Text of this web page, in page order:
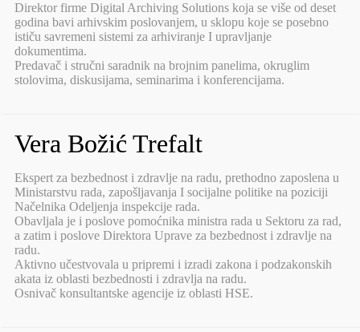
Direktor firme Digital Archiving Solutions koja se više od deset
godina bavi arhivskim poslovanjem, u sklopu koje se posebno
ističu savremeni sistemi za arhiviranje I upravljanje
dokumentima.
Predavač i stručni saradnik na brojnim panelima, okruglim
stolovima, diskusijama, seminarima i konferencijama.
Vera Božić Trefalt
Ekspert za bezbednost i zdravlje na radu, prethodno zaposlena u
Ministarstvu rada, zapošljavanja I socijalne politike na poziciji
Načelnika Odeljenja inspekcije rada.
Obavljala je i poslove pomoćnika ministra rada u Sektoru za rad,
a zatim i poslove Direktora Uprave za bezbednost i zdravlje na
radu.
Aktivno učestvovala u pripremi i izradi zakona i podzakonskih
akata iz oblasti bezbednosti i zdravlja na radu.
Osnivač konsultantske agencije iz oblasti HSE.